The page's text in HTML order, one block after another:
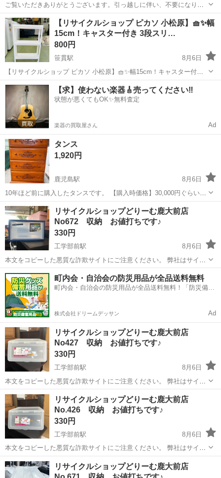
ご覧いただきありがとうございます。引っ越しに伴い、不要になりま
したので出品します。 ・【商品名】 食器棚 ・寸法 約幅90㎝ 約奥
行35㎝ 約高さ175㎝ ・使用期間は不明。傷や汚れは経年並みと思い
ます ・ガラス扉が...
鹿児島 垂水市 収納家具
【リサイクルショップ ピカソ 小松原】🧺✨幅
15cm！キャスター付き 3段スリ…
800円
笹貫駅
8月6日
【リサイクルショップ ピカソ 小松原】🧺✨幅15cm！キャスター付き
3段スリムワゴン 隙間収納 ホワイト✨★8476★ ＼わずかな隙間を収納
スペースに変えられます😆🙌／ ＼冷蔵庫横・洗濯機横・キッチンまわ
りにおすす...
鹿児島 鹿児島市 笹貫駅 収納家具
【求】使わない楽器🎸売ってください‼️
状態が悪くてもOK✨無料査定
楽器の買取屋さん Ad
タンス
1,920円
鹿児島駅
8月6日
10年ほど前に購入したタンスです。 【購入時価格】30,000円ぐらい
【サイズ】縦：100cm、横：73cm、奥行き：45cm （大体です）
【傷などの状態】小さい傷があります。 【アピールポイント】状態は
いいのでまだまだ...
鹿児島 鹿児島市 鹿児島駅 収納家具
リサイクルショップどりーむ鹿大前店
No672 収納 お値打ちです♪
330円
工学部前駅
8月6日
本文をコピーした悪質な詐欺サイトにご注意ください。 弊社はサイト
内でのクレジット決済や銀行振り込みを致しておりません。 リサイク
ルショップどりーむ掲載商品を ご覧下さいまして誠にありがとうござ
います。 どりー...
鹿児島 鹿児島市 工学部前駅 収納家具
町内会・自治会の防災用品が全品送料無料
町内会・自治会の防災用品が全品送料無料！「防災備蓄
株式会社ドリームデッサン Ad
リサイクルショップどりーむ鹿大前店
No427 収納 お値打ちです♪
330円
工学部前駅
8月6日
本文をコピーした悪質な詐欺サイトにご注意ください。 弊社はサイト
内でのクレジット決済や銀行振り込みを致しておりません。 リサイク
ルショップどりーむ掲載商品を ご覧下さいまして誠にありがとうござ
います。 どりー...
鹿児島 鹿児島市 工学部前駅 収納家具 商品
リサイクルショップどりーむ鹿大前店
No.426 収納 お値打ちです♪
330円
工学部前駅
8月6日
本文をコピーした悪質な詐欺サイトにご注意ください。 弊社はサイト
内でのクレジット決済や銀行振り込みを致しておりません。 リサイク
ルショップどりーむ掲載商品を ご覧下さいまして誠にありがとうござ
鹿児島 鹿児島市 工学部前駅 収納家具 商品
リサイクルショップどりーむ鹿大前店